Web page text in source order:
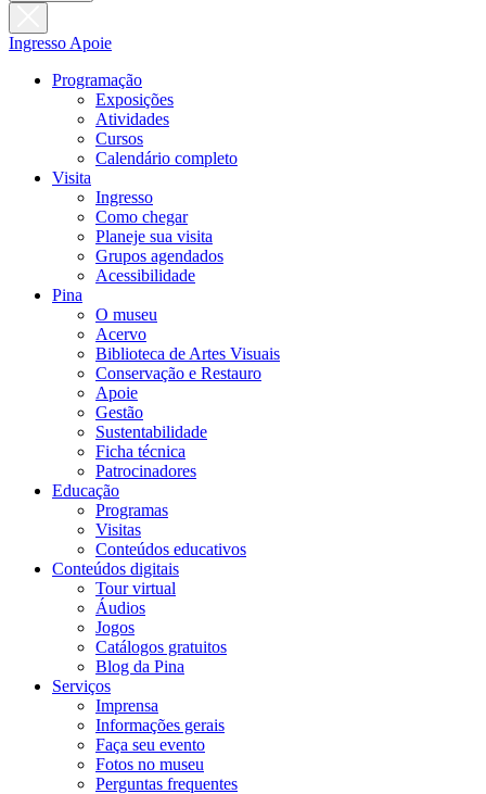
Ingresso Apoie
Programação
Exposições
Atividades
Cursos
Calendário completo
Visita
Ingresso
Como chegar
Planeje sua visita
Grupos agendados
Acessibilidade
Pina
O museu
Acervo
Biblioteca de Artes Visuais
Conservação e Restauro
Apoie
Gestão
Sustentabilidade
Ficha técnica
Patrocinadores
Educação
Programas
Visitas
Conteúdos educativos​
Conteúdos digitais
Tour virtual
Áudios
Jogos
Catálogos gratuitos
Blog da Pina
Serviços
Imprensa
Informações gerais
Faça seu evento
Fotos no museu
Perguntas frequentes